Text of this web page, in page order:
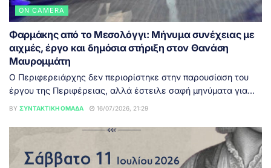
ON CAMERA
Φαρμάκης από το Μεσολόγγι: Μήνυμα συνέχειας με
αιχμές, έργο και δημόσια στήριξη στον Θανάση
Μαυρομμάτη
Ο Περιφερειάρχης δεν περιορίστηκε στην παρουσίαση του
έργου της Περιφέρειας, αλλά έστειλε σαφή μηνύματα για...
BY ΣΥΝΤΑΚΤΙΚΉ ΟΜΆΔΑ 16/07/2026, 21:29